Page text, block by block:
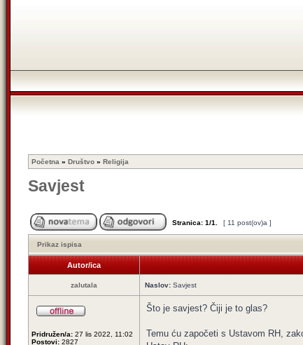
Početna » Društvo » Religija
Savjest
Stranica: 1/1 [ 11 post(ov)a ]
Prikaz ispisa
Autor/ica
zalutala Naslov: Savjest
Pridružen/a: 27 lis 2022, 11:02
Postovi: 2827
Što je savjest? Čiji je to glas?
Temu ću započeti s Ustavom RH,